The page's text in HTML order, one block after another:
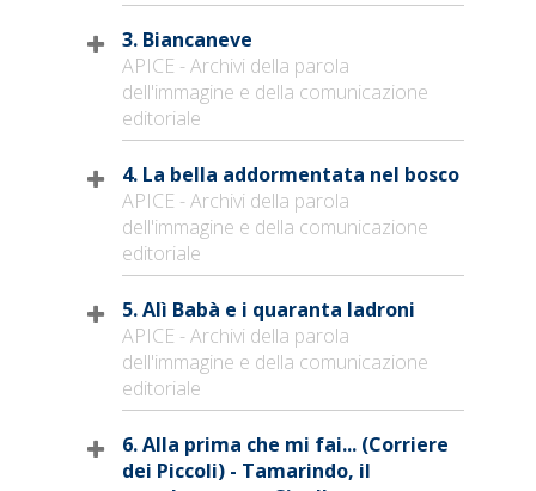
3. Biancaneve
APICE - Archivi della parola
dell'immagine e della comunicazione
editoriale
4. La bella addormentata nel bosco
APICE - Archivi della parola
dell'immagine e della comunicazione
editoriale
5. Alì Babà e i quaranta ladroni
APICE - Archivi della parola
dell'immagine e della comunicazione
editoriale
6. Alla prima che mi fai... (Corriere
dei Piccoli) - Tamarindo, il